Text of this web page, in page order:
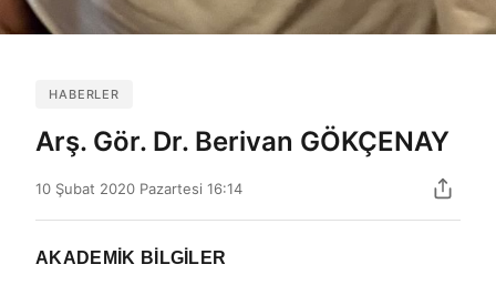
HABERLER
Arş. Gör. Dr. Berivan GÖKÇENAY
10 Şubat 2020 Pazartesi 16:14
AKADEMİK BİLGİLER